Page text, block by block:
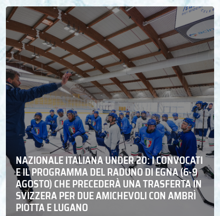
NAZIONALE ITALIANA UNDER 20: I CONVOCATI
E IL PROGRAMMA DEL RADUNO DI EGNA (6-9
AGOSTO) CHE PRECEDERÀ UNA TRASFERTA IN
SVIZZERA PER DUE AMICHEVOLI CON AMBRÌ
PIOTTA E LUGANO